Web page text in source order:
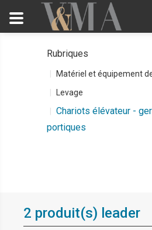
Rubriques
Matériel et équipement
Levage
Chariots élévateur -
portiques
2 produit(s) leader